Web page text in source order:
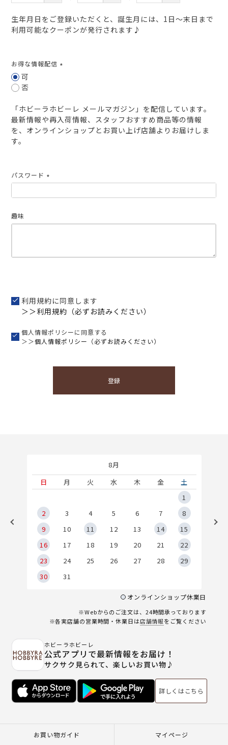
生年月日をご登録いただくと、誕生月には、1日～末日まで
利用可能なクーポンが発行されます♪
お得な情報配信
可
否
「ホビーラホビーレ メールマガジン」を配信しています。
最新情報や再入荷情報、スタッフおすすめ商品等の情報
を、オンラインショップとお買い上げ店舗よりお届けしま
す。
パスワード
須)
趣味
利用規約に同意します
＞＞利用規約（必ずお読みください）
個人情報ポリシーに同意する
＞＞個人情報ポリシー（必ずお読みください）
登録
8月
日
月 火 水 木 金
土
1
2
3 4 5 6 7
8
9
10 11 12 13 14
15
16
17 18 19 20 21
22
23
24 25 26 27 28
29
30
31
オンラインショップ休業日
※Webからのご注文は、24時間承っております
※各実店舗の営業時間・休業日は店舗情報をご覧ください
ホビーラホビーレ
公式アプリで最新情報をお届け！
サクサク見られて、楽しいお買い物♪
詳しくはこちら
お買い物ガイド マイページ